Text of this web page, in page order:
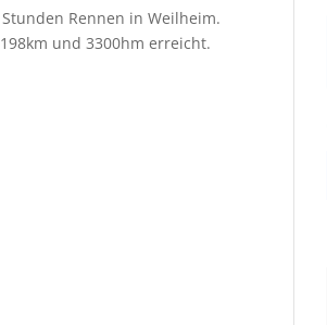
Rennen in Weilheim.
und 3300hm erreicht.